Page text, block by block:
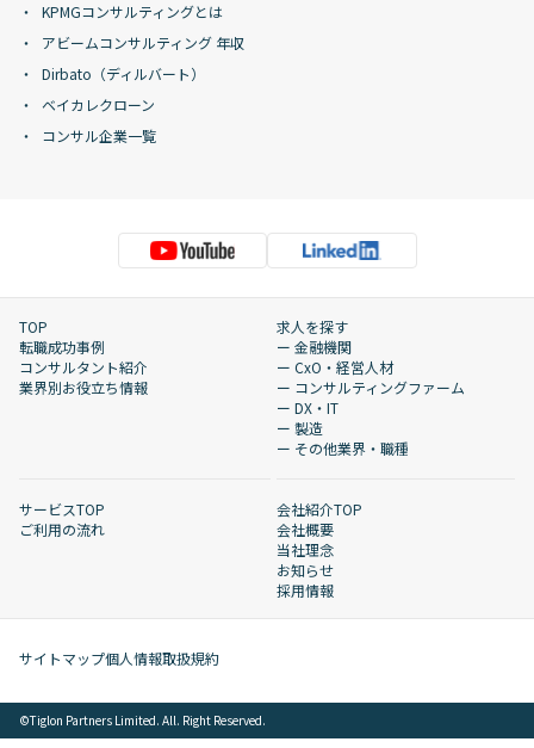
KPMGコンサルティングとは
アビームコンサルティング 年収
Dirbato（ディルバート）
ベイカレクローン
コンサル企業一覧
TOP
転職成功事例
コンサルタント紹介
業界別お役立ち情報
求人を探す
ー 金融機関
ー CxO・経営人材
ー コンサルティングファーム
ー DX・IT
ー 製造
ー その他業界・職種
サービスTOP
ご利用の流れ
会社紹介TOP
会社概要
当社理念
お知らせ
採用情報
サイトマップ個人情報取扱規約
©︎Tiglon Partners Limited. All. Right Reserved.